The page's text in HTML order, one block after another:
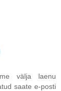
välja laenu
saate e-posti